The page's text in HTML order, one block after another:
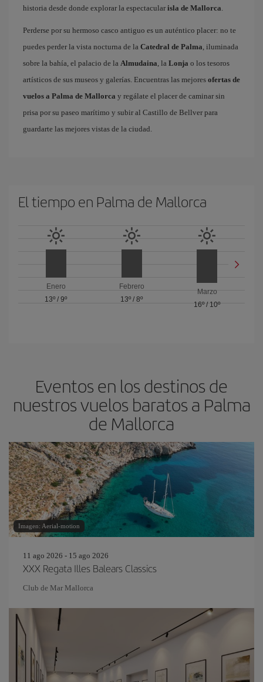
historia desde donde explorar la espectacular isla de Mallorca.
Perderse por su hermoso casco antiguo es un auténtico placer: no te
puedes perder la vista nocturna de la Catedral de Palma, iluminada
sobre la bahía, el palacio de la Almudaina, la Lonja o los tesoros
artísticos de sus museos y galerías. Encuentras las mejores ofertas de
vuelos a Palma de Mallorca y regálate el placer de caminar sin
prisa por su paseo marítimo y subir al Castillo de Bellver para
guardarte las mejores vistas de la ciudad.
El tiempo en Palma de Mallorca
Enero
13º /9º
Febrero
13º / 8º
Marzo
16º/ 10º
Eventos en los destinos de
nuestros vuelos baratos a Palma
de Mallorca
Imagen: Aerial-motion
11 ago 2026 - 15 ago 2026
XXX Regata Illes Balears Classics
Club de Mar Mallorca